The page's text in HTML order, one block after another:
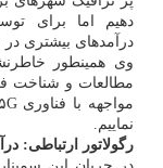
دهیم اما برای
درآمدهای بیشتری
وی همینطور
نماییم.
رگولاتور ارتباطی: